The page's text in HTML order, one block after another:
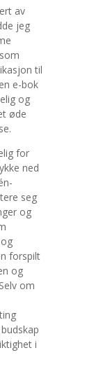
av
jeg
til
e-bok
og
øde
for
ned
seg
og
forspilt
og
om
i